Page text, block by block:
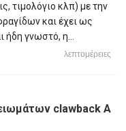
τιμολόγιο κλπ) με την
και έχει ως
ήδη γνωστό, η...
λεπτομέρειες
clawback Α